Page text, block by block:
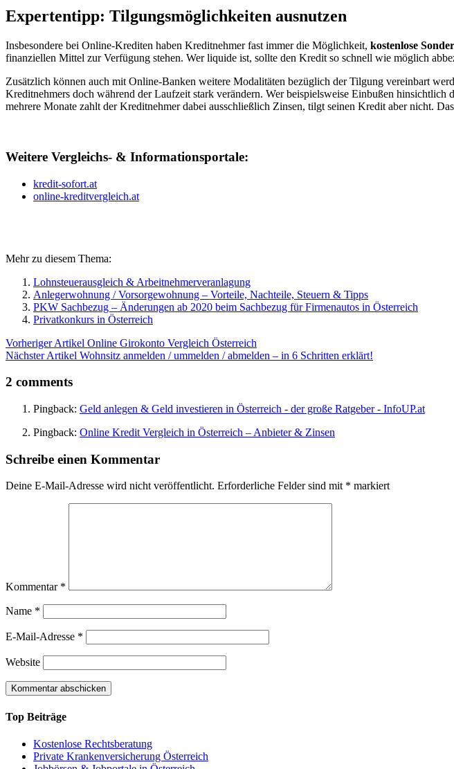
Expertentipp: Tilgungsmöglichkeiten ausnutzen
Insbesondere bei Online-Krediten haben Kreditnehmer fast immer die Möglichkeit, kostenlose
finanziellen Mittel zur Verfügung stehen. Wer liquide ist, sollte den Kredit so schnell wie möglich
Zusätzlich können auch mit Online-Banken weitere Modalitäten bezüglich der Tilgung vereinbart
Kreditnehmers doch während der Laufzeit stark verändern. Wer beispielsweise Einbußen
mehrere Monate zahlt der Kreditnehmer dabei ausschließlich Zinsen, tilgt seinen Kredit aber nicht.
Weitere Vergleichs- & Informationsportale:
kredit-sofort.at
online-kreditvergleich.at
Mehr zu diesem Thema:
Lohnsteuerausgleich & Arbeitnehmerveranlagung
Anlegerwohnung / Vorsorgewohnung – Vorteile, Nachteile, Steuern & Tipps
PKW Sachbezug – Änderungen ab 2020 beim Sachbezug für Firmenautos in Österreich
Privatkonkurs in Österreich
Vorheriger Artikel Online Girokonto Vergleich Österreich
Nächster Artikel Wohnsitz anmelden / ummelden / abmelden – in 6 Schritten erklärt!
2 comments
Pingback: Geld anlegen & Geld investieren in Österreich - der große Ratgeber - InfoUP.at
Pingback: Online Kredit Vergleich in Österreich – Anbieter & Zinsen
Schreibe einen Kommentar
Deine E-Mail-Adresse wird nicht veröffentlicht. Erforderliche Felder sind mit * markiert
Kommentar *
Name *
E-Mail-Adresse *
Website
Top Beiträge
Kostenlose Rechtsberatung
Private Krankenversicherung Österreich